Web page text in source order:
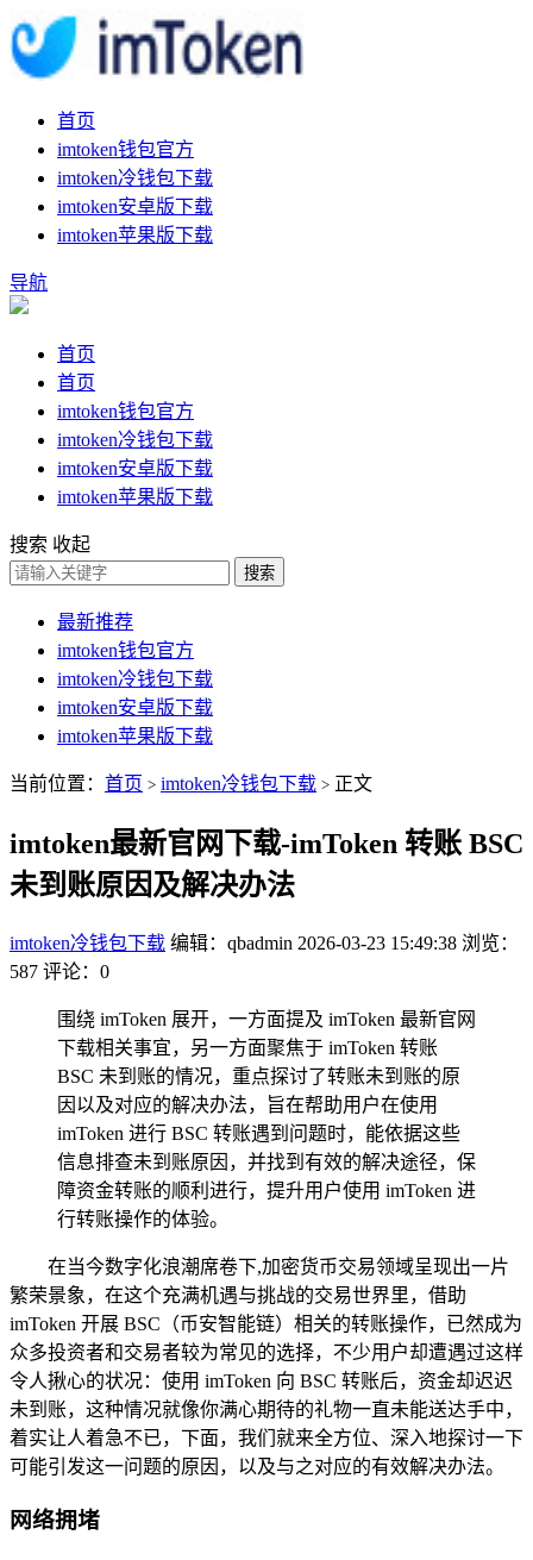
首页
imtoken钱包官方
imtoken冷钱包下载
imtoken安卓版下载
imtoken苹果版下载
导航
首页
首页
imtoken钱包官方
imtoken冷钱包下载
imtoken安卓版下载
imtoken苹果版下载
搜索 收起
搜索
最新推荐
imtoken钱包官方
imtoken冷钱包下载
imtoken安卓版下载
imtoken苹果版下载
当前位置： 首页 > imtoken冷钱包下载 > 正文
imtoken最新官网下载-imToken 转账 BSC
未到账原因及解决办法
imtoken冷钱包下载 编辑：qbadmin 2026-03-23 15:49:38 浏览：
587 评论：0
围绕 imToken 展开，一方面提及 imToken 最新官网
下载相关事宜，另一方面聚焦于 imToken 转账
BSC 未到账的情况，重点探讨了转账未到账的原
因以及对应的解决办法，旨在帮助用户在使用
imToken 进行 BSC 转账遇到问题时，能依据这些
信息排查未到账原因，并找到有效的解决途径，保
障资金转账的顺利进行，提升用户使用 imToken 进
行转账操作的体验。
在当今数字化浪潮席卷下,加密货币交易领域呈现出一片
繁荣景象，在这个充满机遇与挑战的交易世界里，借助
imToken 开展 BSC（币安智能链）相关的转账操作，已然成为
众多投资者和交易者较为常见的选择，不少用户却遭遇过这样
令人揪心的状况：使用 imToken 向 BSC 转账后，资金却迟迟
未到账，这种情况就像你满心期待的礼物一直未能送达手中，
着实让人着急不已，下面，我们就来全方位、深入地探讨一下
可能引发这一问题的原因，以及与之对应的有效解决办法。
网络拥堵